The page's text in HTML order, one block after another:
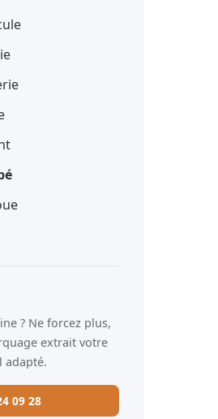
? Ne forcez plus,
extrait votre
adapté.
09 28